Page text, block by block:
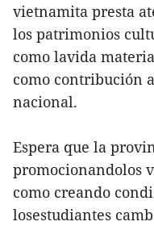
vietnamita presta
los patrimonios
como lavida
como contribución
nacional.
Espera que la
promocionandolos
como creando
losestudiantes